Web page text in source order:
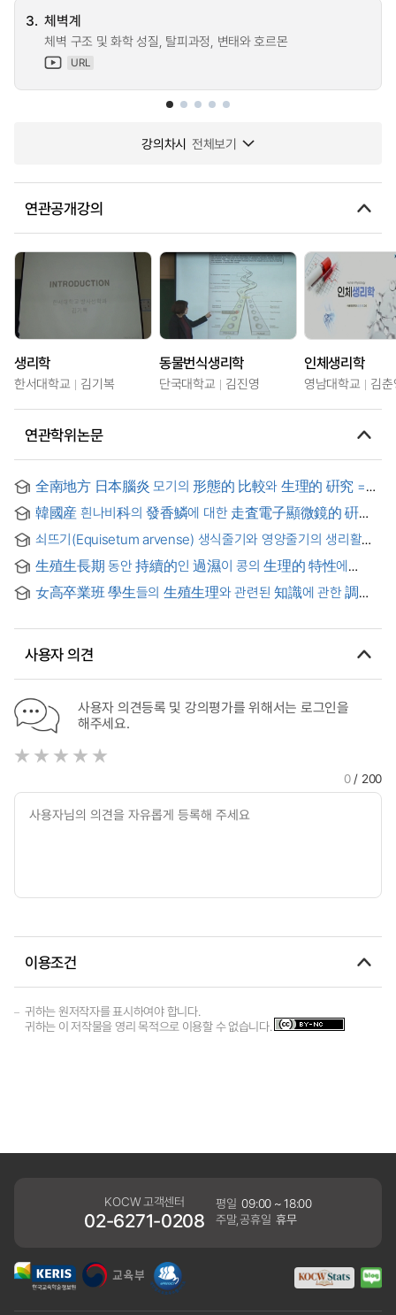
3. 체벽계
체벽 구조 및 화학 성질, 탈피과정, 변태와 호르몬
URL
강의차시 전체보기
연관공개강의
생리학
한서대학교 김기복
동물번식생리학
단국대학교 김진영
인체생리학
영남대학교 김
연관학위논문
全南地方 日本腦炎 모기의 形態的 比較와 生理的 硏究 =
Studies on comparative morphological and physiological
characteristics of mosquitoes carrying Japanese
encephalitis virus in Kwang-ju and Chunnam areas
韓國産 흰나비科의 發香鱗에 대한 走査電子顯微鏡的 硏究
쇠뜨기(Equisetum arvense) 생식줄기와 영양줄기의 생리활성
= Physiological activities of extracts from reproductive
shoots and vegetative stems of horsetails, Equisetum
arvense L
生殖生長期 동안 持續的인 過濕이 콩의 生理的 特性에
미치는 影向
女高卒業班 學生들의 生殖生理와 관련된 知識에 관한 調査
사용자 의견
사용자 의견등록 및 강의평가를 위해서는 로그인을
해주세요.
0/ 200
이용조건
귀하는 원저작자를 표시하여야 합니다.
귀하는 이 저작물을 영리 목적으로 이용할 수 없습니다.
KOCW 고객센터
02-6271-0208
평일 09:00 ~ 18:00
주말,공휴일 휴무